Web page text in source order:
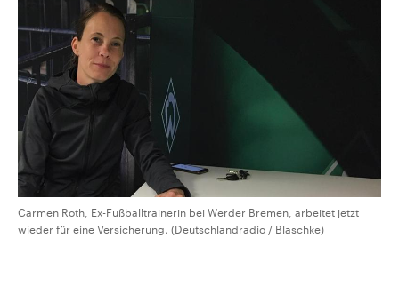
Carmen Roth, Ex-Fußballtrainerin bei Werder Bremen, arbeitet jetzt
wieder für eine Versicherung. (Deutschlandradio / Blaschke)